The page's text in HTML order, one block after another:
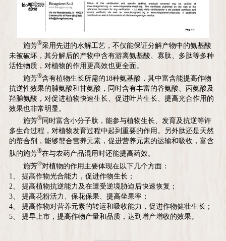
施芳®采用先进的水解工艺，不仅能保证分解产物中的氨基酸
未被破坏，其分解后的产物中含有游离氨基酸、寡肽、多肽等多种
活性物质，对植物的作用更高效也更全面。
施芳®含有植物生长所需的18种氨基酸，其中富含能提高作物
抗逆性效果的脯氨酸和甘氨酸，同时含有丰富的谷氨酸、丙氨酸及
羟脯氨酸，对促进植物快速生长、促进叶片生长、提高光合作用的
效果也非常明显。
施芳®同时富含小分子肽，能参与植物生长、发育及抗逆等许
多生命过程，对植物发育过程中起到重要的作用。另外肽还是天然
的螯合剂，能够螯合营养元素，促进营养元素的运输和吸收，富含
肽的施芳®在与农药产品混用时还能提高药效。
施芳®对植物的作用主要体现在以下几个方面：
1、 提高作物光合能力，促进作物生长；
2、 提高植物抗逆能力及在遭受逆境胁迫后快速恢复；
3、 提高花粉活力、保花保果、提高坐果率；
4、 提高作物对营养元素的转运和吸收能力，促进作物健壮生长；
5、 提早上市，提高作物产量和品质，达到增产增收的效果。